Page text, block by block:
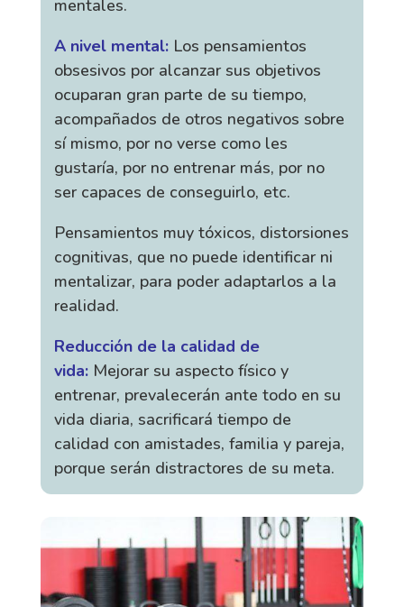
mentales.
A nivel mental: Los pensamientos
obsesivos por alcanzar sus objetivos
ocuparan gran parte de su tiempo,
acompañados de otros negativos sobre
sí mismo, por no verse como les
gustaría, por no entrenar más, por no
ser capaces de conseguirlo, etc.
Pensamientos muy tóxicos, distorsiones
cognitivas, que no puede identificar ni
mentalizar, para poder adaptarlos a la
realidad.
Reducción de la calidad de
vida: Mejorar su aspecto físico y
entrenar, prevalecerán ante todo en su
vida diaria, sacrificará tiempo de
calidad con amistades, familia y pareja,
porque serán distractores de su meta.